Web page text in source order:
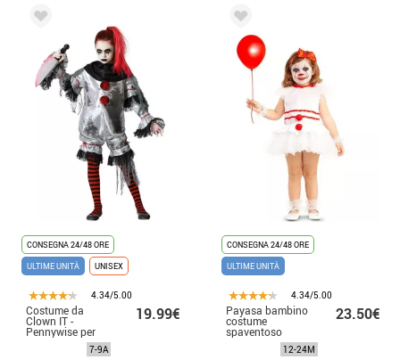
CONSEGNA 24/48 ORE
ULTIME UNITÀ
UNISEX
4.34/5.00
Costume da
Clown IT -
Pennywise per
bambino
19.99€
7-9A
CONSEGNA 24/48 ORE
ULTIME UNITÀ
4.34/5.00
Payasa bambino
costume
spaventoso
23.50€
12-24M